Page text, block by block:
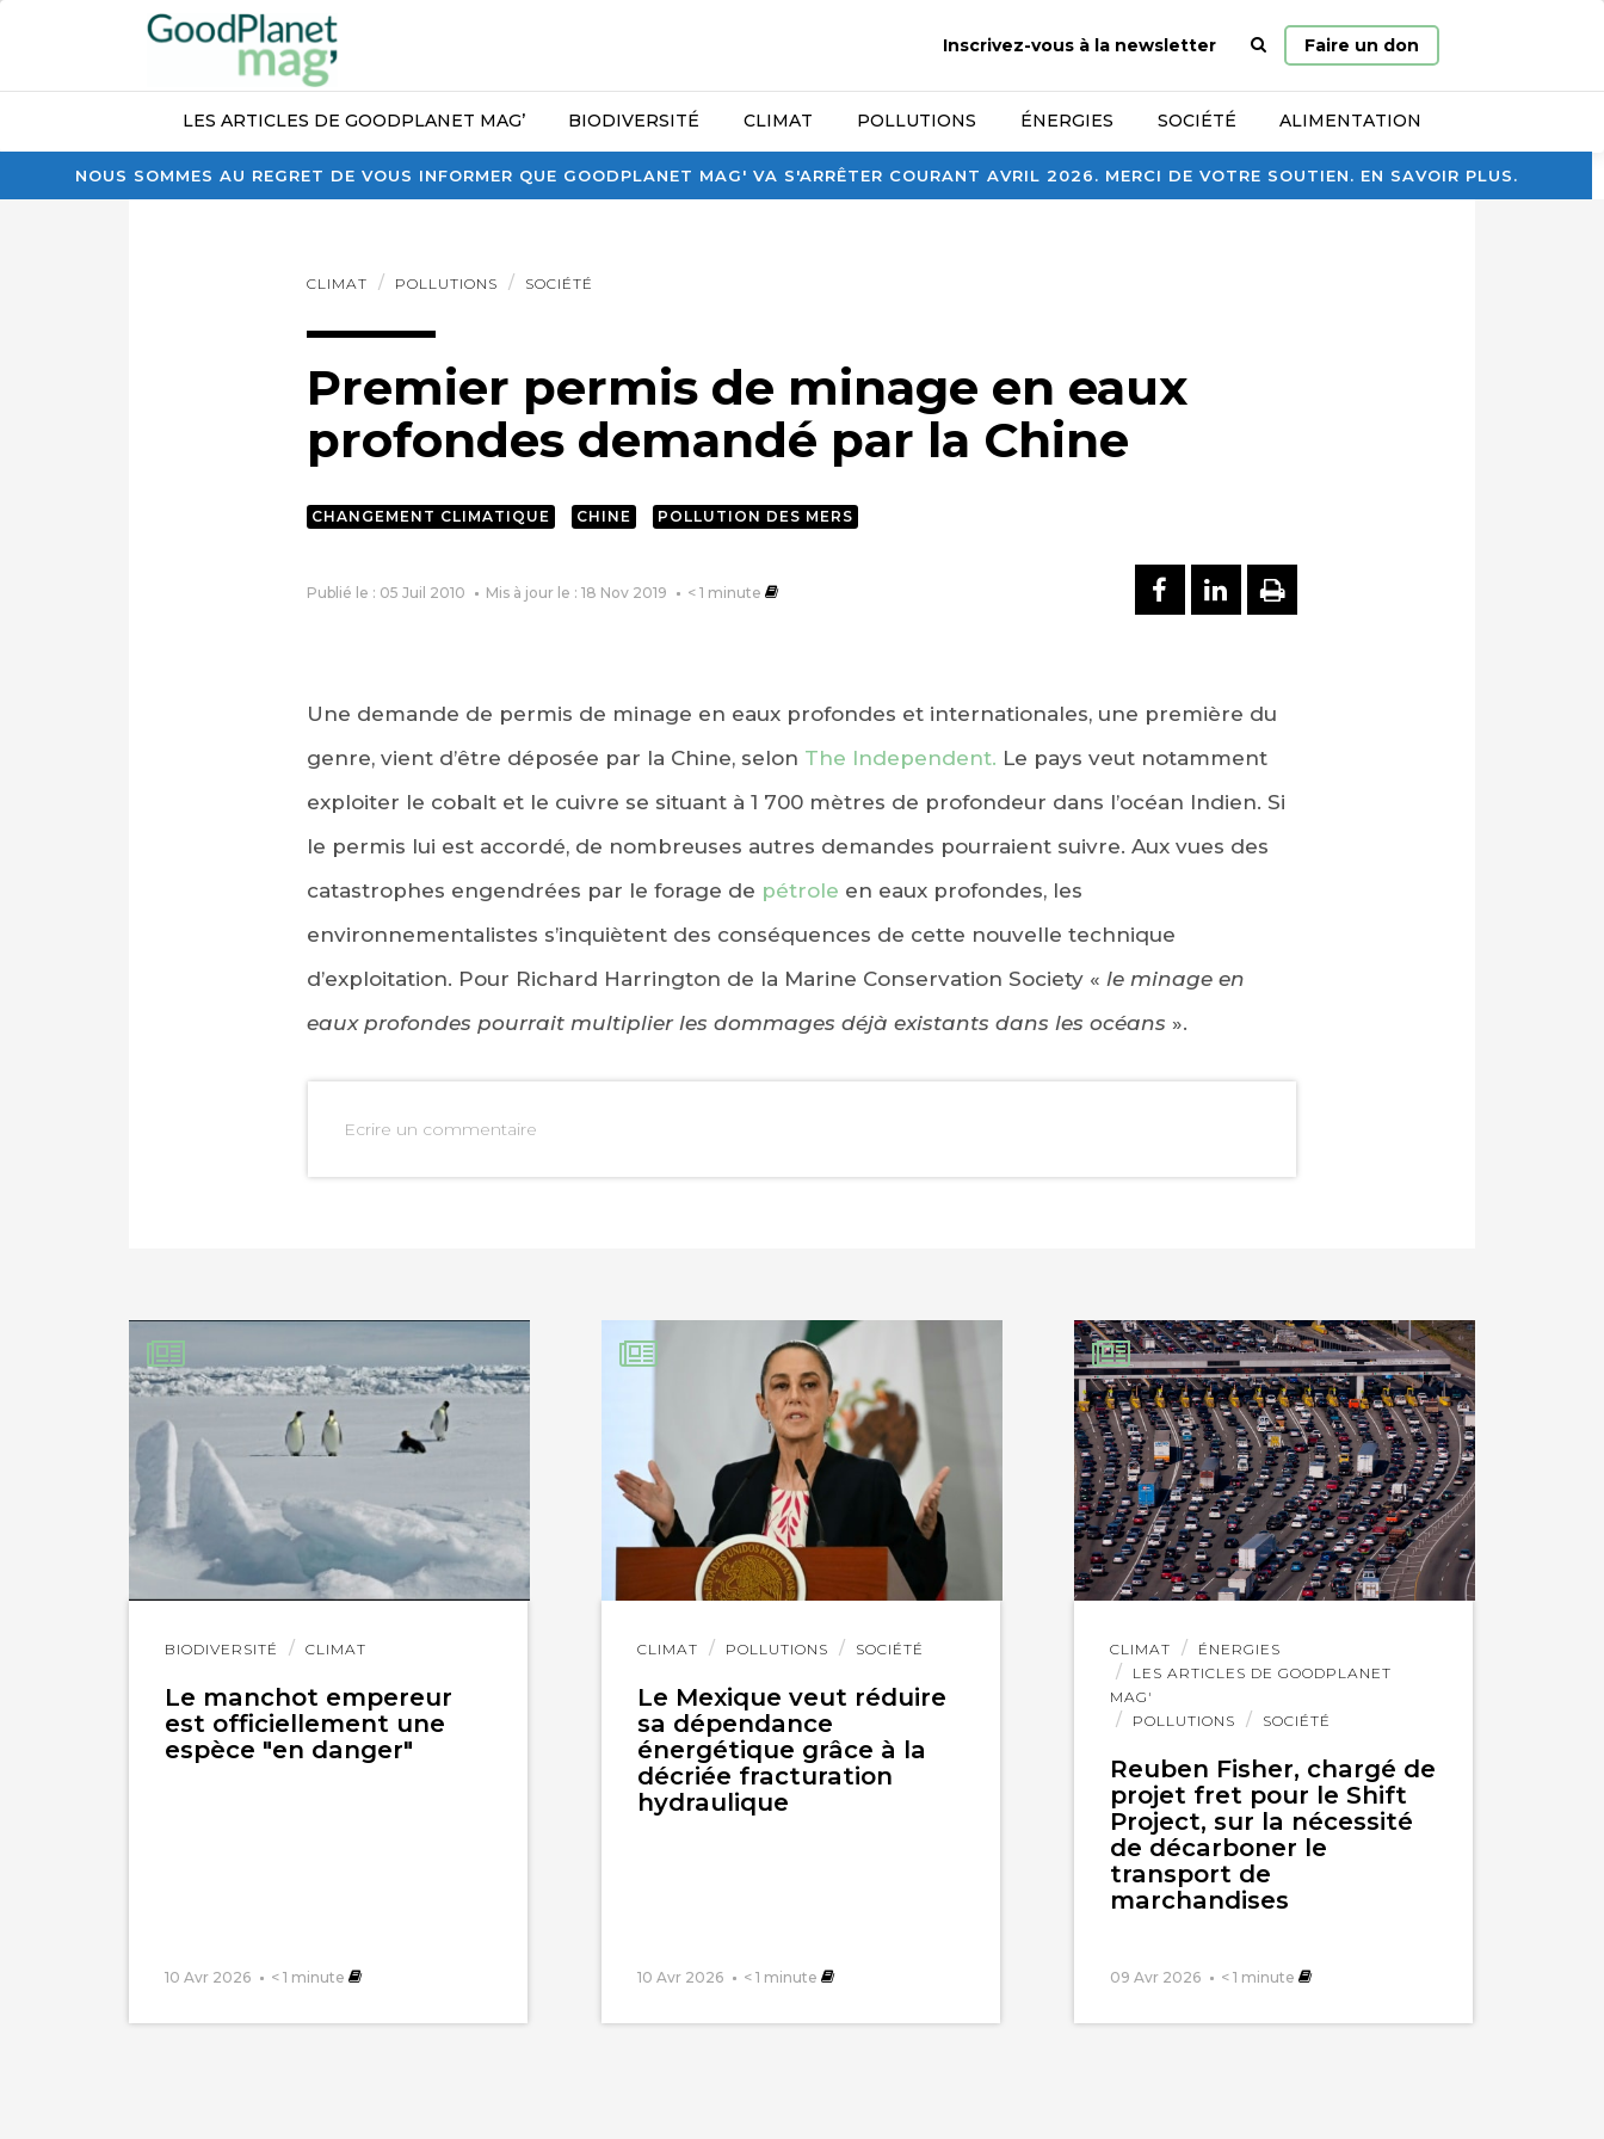
NOUS SOMMES AU REGRET DE VOUS INFORMER QUE GOODPLANET MAG' VA S'ARRÊTER COURANT AVRIL 2026. MERCI DE VOTRE SOUTIEN. EN SAVOIR PLUS.
Inscrivez-vous à la newsletter
Page
d’accueil
Faire un don
LES ARTICLES DE GOODPLANET MAG’ BIODIVERSITÉ CLIMAT POLLUTIONS ÉNERGIES SOCIÉTÉ ALIMENTATION
IMPRIMER
CLIMAT POLLUTIONS SOCIÉTÉ
Premier permis de minage en eaux
profondes demandé par la Chine
CHANGEMENT CLIMATIQUE CHINE POLLUTION DES MERS
Publié le : 05 Juil 2010 Mis à jour le : 18 Nov 2019 < 1 minute PARTAGER SUR FACEBOOK
PARTAGER SUR
IMPRIMER
Une demande de permis de minage en eaux profondes et internationales, une première du
genre, vient d’être déposée par la Chine, selon The Independent. Le pays veut notamment
exploiter le cobalt et le cuivre se situant à 1 700 mètres de profondeur dans l’océan Indien. Si
le permis lui est accordé, de nombreuses autres demandes pourraient suivre. Aux vues des
catastrophes engendrées par le forage de pétrole en eaux profondes, les
environnementalistes s’inquiètent des conséquences de cette nouvelle technique
d’exploitation. Pour Richard Harrington de la Marine Conservation Society « le minage en
eaux profondes pourrait multiplier les dommages déjà existants dans les océans ».
Ecrire un commentaire
BIODIVERSITÉ CLIMAT
Le manchot empereur
est officiellement une
espèce "en danger"
10 Avr 2026 < 1 minute
Lire
CLIMAT POLLUTIONS SOCIÉTÉ
Le Mexique veut réduire
sa dépendance
énergétique grâce à la
décriée fracturation
hydraulique
10 Avr 2026 < 1 minute
Lire
CLIMAT
ÉNERGIES
LES ARTICLES DE GOODPLANET
MAG'
POLLUTIONS
SOCIÉTÉ
Reuben Fisher, chargé de
projet fret pour le Shift
Project, sur la nécessité
de décarboner le
transport de
marchandises
09 Avr 2026 < 1 minute
Lire
l'article